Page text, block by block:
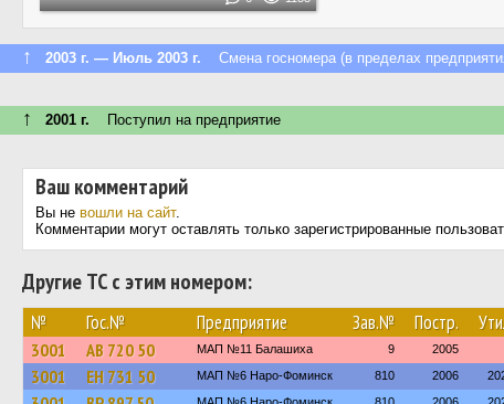
↑ 2003 г. — Июль 2003 г. Смена госномера (в пределах
↑ 2001 г. Поступил на предприятие
Ваш комментарий
Вы не вошли на сайт.
Комментарии могут оставлять только зарегистрированные
Другие ТС с этим номером:
№ Гос.№ Предприятие Зав.№ Постр.
3001 АВ 720 50 МАП №11 Балашиха 9 2005
3001 ЕН 731 50 МАП №6 Наро-Фоминск 810 2006